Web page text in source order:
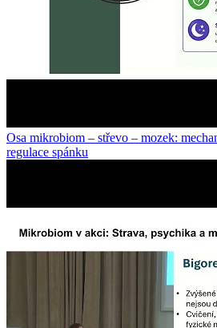
Osa mikrobiom – střevo – mozek:
regulace spánku